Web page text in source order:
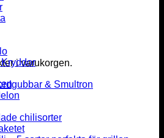
i varukorgen.
& Smultron
chilisorter